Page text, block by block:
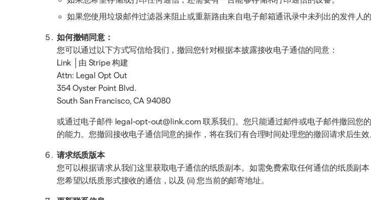
如果您使用垃圾邮件过滤器来阻止或重新路由来自电子邮箱通讯录中未列出的发件人
如何撤销同意：
您可以通过以下方式写信给我们，撤回您针对根据本披露接收电子通信的同意：
Link │由 Stripe 构建
Attn: Legal Opt Out
354 Oyster Point Blvd.
South San Francisco, CA 94080
或通过电子邮件 legal-opt-out@link.com 联系我们。您只能通过邮件或电子邮件撤回您
的能力。您撤回接收电子通信同意的操作，将在我们有合理时间处理您的撤回请求后生效
请求纸质版本
您可以根据请求从我们这里获取电子通信的纸质副本。如需免费索取任何通信的纸质副
您希望以纸质形式接收的通信，以及 (ii) 您当前的邮寄地址。